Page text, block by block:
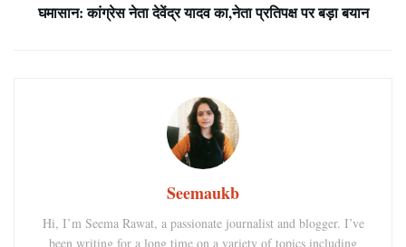
घमासान: कांग्रेस नेता देवेंद्र यादव का,नेता प्रतिपक्ष पर बड़ा बयान
Seemaukb
Hi, I’m Seema Rawat, a passionate journalist and blogger. I’ve
been writing for a long time on a variety of topics including